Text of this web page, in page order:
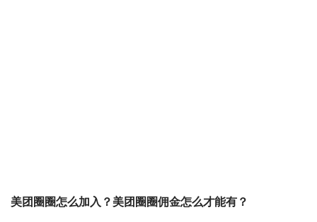
美团圈圈怎么加入？美团圈圈佣金怎么才能有？